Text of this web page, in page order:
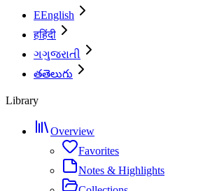
EEnglish
हहिंदी
ગગુજરાતી
తతెలుగు
Library
Overview
Favorites
Notes & Highlights